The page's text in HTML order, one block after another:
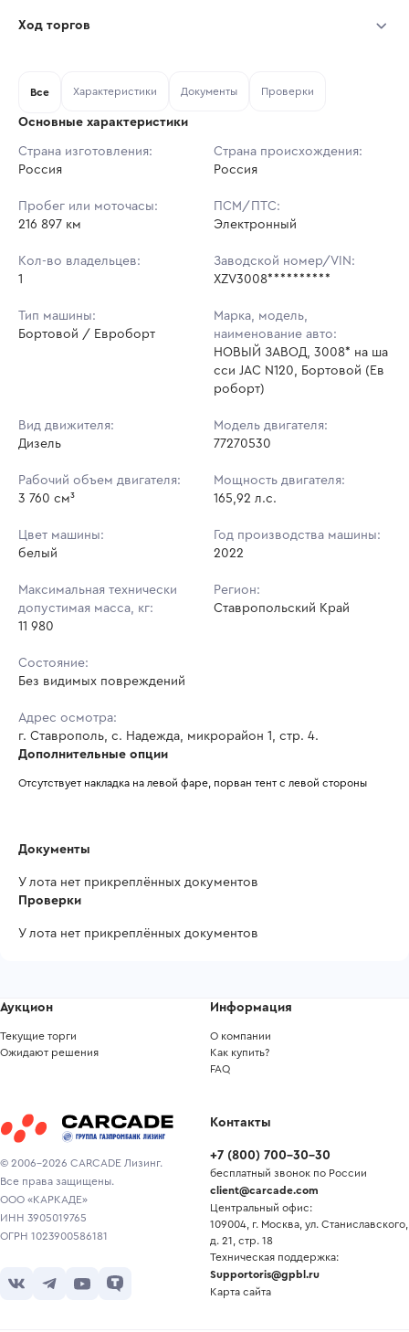
Тип аукциона: Открытые торги
Шаг торгов: 23 446 ₽
Кол-во ставок:
Ход торгов
Ставок не найдено
в аукционах
Все Характеристики Документы Проверки
Основные характеристики
Страна изготовления:
Россия
Страна происхождения:
Россия
Пробег или моточасы:
216 897 км
ПСМ/ПТС:
Электронный
Кол-во владельцев:
1
Заводской номер/VIN:
XZV3008**********
Тип машины:
Бортовой / Евроборт
Марка, модель,
наименование авто:
НОВЫЙ ЗАВОД, 3008* на ша
сси JAC N120, Бортовой (Ев
роборт)
Вид движителя:
Дизель
Модель двигателя:
77270530
Рабочий объем двигателя:
3 760 см³
Мощность двигателя:
165,92 л.с.
Цвет машины:
белый
Год производства машины:
2022
Максимальная технически
допустимая масса, кг:
11 980
Регион:
Ставропольский Край
Состояние:
Без видимых повреждений
Адрес осмотра:
г. Ставрополь, с. Надежда, микрорайон 1, стр. 4.
Дополнительные опции
Отсутствует накладка на левой фаре, порван тент с левой стороны
Документы
У лота нет прикреплённых документов
Проверки
У лота нет прикреплённых документов
© 2006-2026 CARCADE Лизинг.
Все права защищены.
ООО «КАРКАДЕ»
ИНН 3905019765
ОГРН 1023900586181
Аукцион
Текущие торги
Ожидают решения
Информация
О компании
Как купить?
FAQ
Контакты
+7 (800) 700-30-30
бесплатный звонок по России
client@carcade.com
Центральный офис:
109004, г. Москва, ул. Станиславского,
д. 21, стр. 18
Техническая поддержка:
Supportoris@gpbl.ru
Карта сайта